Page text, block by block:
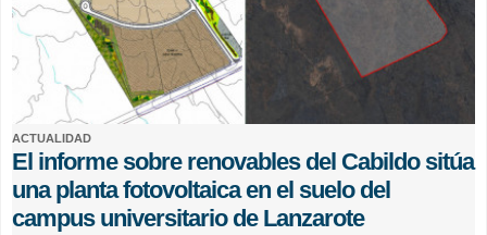
ACTUALIDAD
El informe sobre renovables del Cabildo sitúa
una planta fotovoltaica en el suelo del
campus universitario de Lanzarote